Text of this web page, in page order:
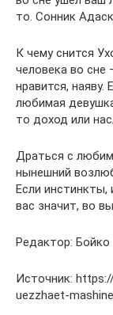
то. Сонник
К чему снится
человека во
нравится, наяву.
любимая
то доход или
Драться с
нынешний
Если инстинкты,
вас значит, во
Редактор:
Источник:
uezzhaet-